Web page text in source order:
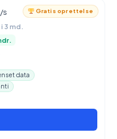
Gratis oprettelse
s
i 3 md.
data